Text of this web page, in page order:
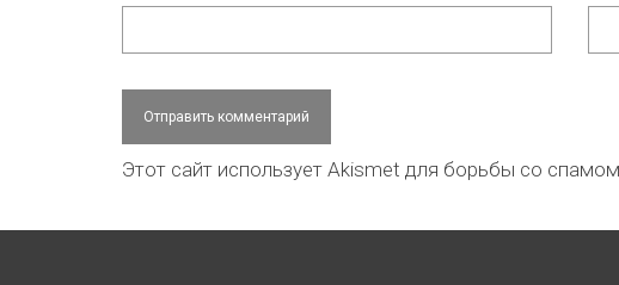
Этот сайт использует Akismet для борьбы со спамом.